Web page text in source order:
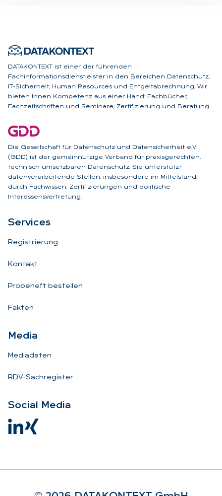
DATAKONTEXT ist einer der führenden
Fachinformationsdienstleister in den Bereichen Datenschutz,
IT-Sicherheit, Human Resources und Entgeltabrechnung. Wir
bieten Ihnen Kompetenz aus einer Hand: Fachbücher,
Fachzeitschriften und Seminare, Zertifizierung und Beratung.
Die Gesellschaft für Datenschutz und Datensicherheit e.V.
(GDD) ist der gemeinnützige Verband für praxisgerechten,
technisch umsetzbaren Datenschutz. Sie unterstützt
datenverarbeitende Stellen, insbesondere im Mittelstand,
durch Fachwissen, Zertifizierungen und politische
Interessensvertretung.
Ser­vices
Registrierung
Kontakt
Probeheft bestellen
Fakten
Me­dia
Mediadaten
RDV-Sachregister
So­ci­al Me­dia